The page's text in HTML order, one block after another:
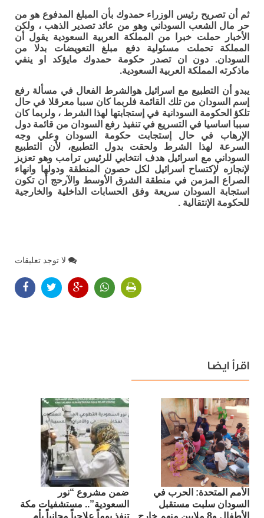
ثم أن تصريح رئيس الوزراء حمدوك بأن المبلغ المدفوع هو من
حر مال الشعب السوداني وهو من عائد تصدير الذهب ، ولكن
اﻷخبار حملت خبرا من المملكة العربية السعودية يقول أن
المملكة تحملت مسئولية دفع مبلغ التعويضات بدلا من
السودان. دون ان تصدر حكومة حمدوك مايؤكد او ينفي
ماذكرته المملكة العربية السعودية.
يبدو أن التطبيع مع اسرائيل هوالشرط الفعال في مسألة رفع
إسم السودان من تلك القائمة فلربما كان سببا معرقلا في حال
تلكؤ الحكومة السودانية في إستجابتها لهذا الشرط ، ولربما كان
سببا اساسيا في التسريع في تنفيذ رفع السودان من قائمة دول
اﻹرهاب في حال إستجابت حكومة السودان وعلي وجه
السرعة لهذا الشرط ولحقت بدول التطبيع، لأن التطبيع
السوداني مع اسرائيل هدف انتخابي للرئيس ترامب وهو تعزيز
ﻹنجازه ﻹكتساح اسرائيل لكل حصون المنطقة ودولها وانهاء
الصراع المزمن في منطقة الشرق اﻷوسط واﻵرحج أن تكون
استجابة السودان سريعة وفق الحسابات الداخلية والخارجية
للحكومة اﻹنتقالية .
لا توجد تعليقات
اقرأ ايضا
الأمم المتحدة: الحرب في
السودان سلبت مستقبل
الأطفال و8 ملايين منهم خارج
ضمن مشروع “نور
السعودية”.. مستشفيات مكة
تنفذ يوماً علاجياً مجانياً بأم